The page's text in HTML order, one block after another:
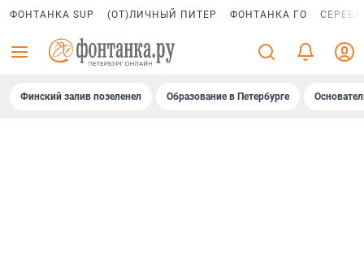
ФОНТАНКА SUP (ОТ)ЛИЧНЫЙ ПИТЕР ФОНТАНКА ГО
Финский залив позеленел Образование в Петербурге